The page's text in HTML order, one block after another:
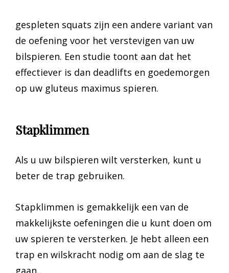
gespleten squats zijn een andere variant van
de oefening voor het verstevigen van uw
bilspieren. Een studie toont aan dat het
effectiever is dan deadlifts en goedemorgen
op uw gluteus maximus spieren.
Stapklimmen
Als u uw bilspieren wilt versterken, kunt u
beter de trap gebruiken.
Stapklimmen is gemakkelijk een van de
makkelijkste oefeningen die u kunt doen om
uw spieren te versterken. Je hebt alleen een
trap en wilskracht nodig om aan de slag te